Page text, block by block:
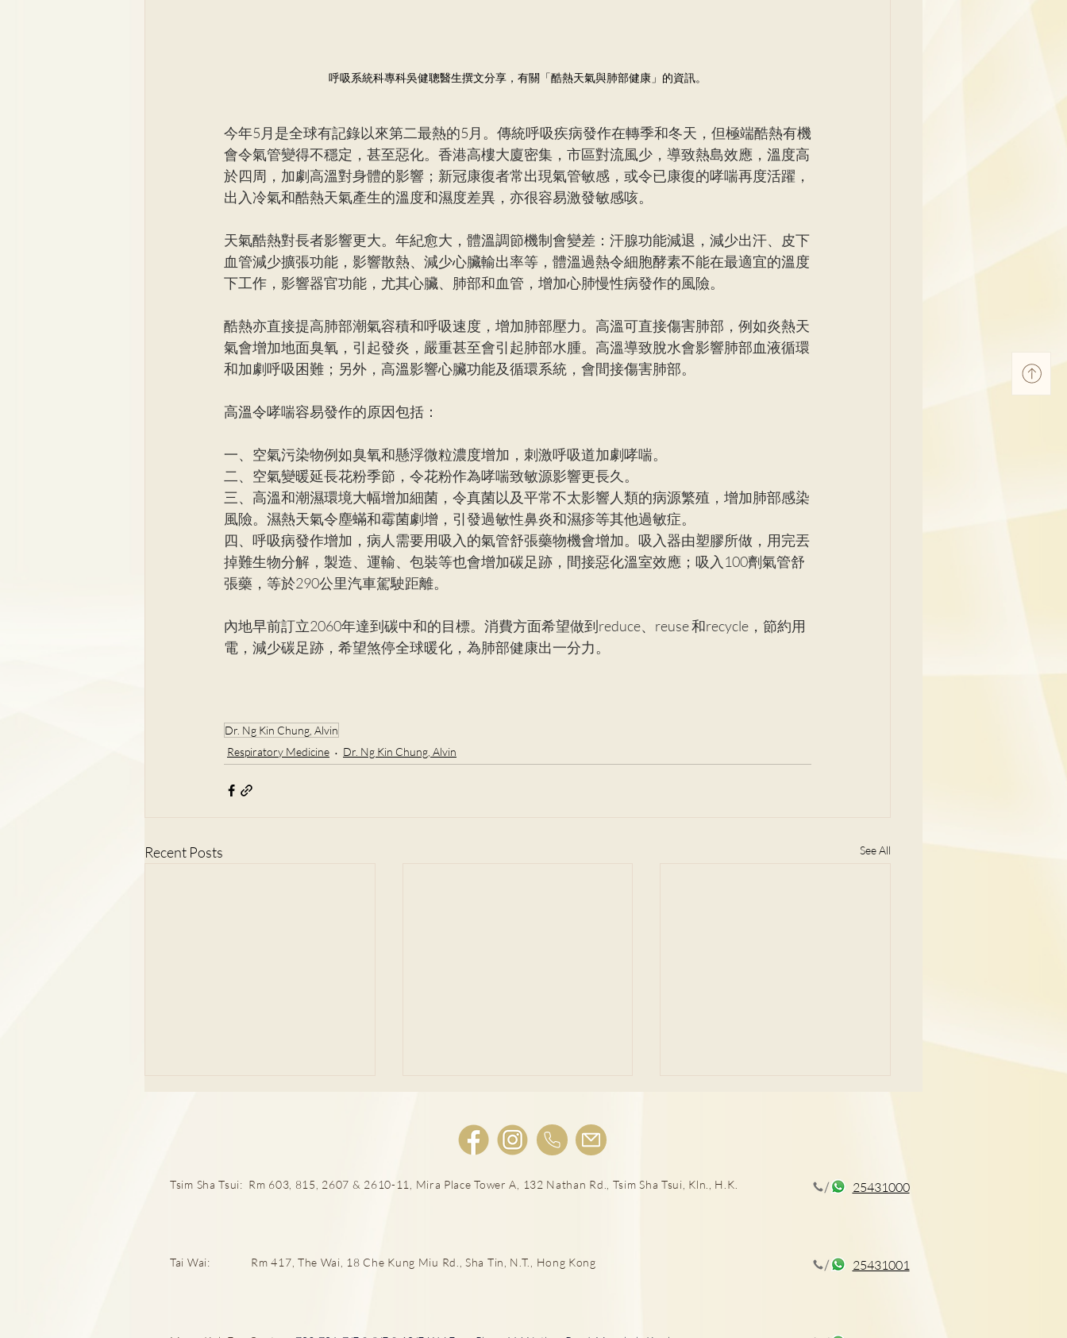
呼吸系統科專科吳健聰醫生撰文分享，有關「酷熱天氣與肺部健康」的資訊。
今年5月是全球有記錄以來第二最熱的5月。傳統呼吸疾病發作在轉季和冬天，但極端酷熱有機
會令氣管變得不穩定，甚至惡化。香港高樓大廈密集，市區對流風少，導致熱島效應，溫度高
於四周，加劇高溫對身體的影響；新冠康復者常出現氣管敏感，或令已康復的哮喘再度活躍，
出入冷氣和酷熱天氣產生的溫度和濕度差異，亦很容易激發敏感咳。
天氣酷熱對長者影響更大。年紀愈大，體溫調節機制會變差：汗腺功能減退，減少出汗、皮下
血管減少擴張功能，影響散熱、減少心臟輸出率等，體溫過熱令細胞酵素不能在最適宜的溫度
下工作，影響器官功能，尤其心臟、肺部和血管，增加心肺慢性病發作的風險。
酷熱亦直接提高肺部潮氣容積和呼吸速度，增加肺部壓力。高溫可直接傷害肺部，例如炎熱天
氣會增加地面臭氧，引起發炎，嚴重甚至會引起肺部水腫。高溫導致脫水會影響肺部血液循環
和加劇呼吸困難；另外，高溫影響心臟功能及循環系統，會間接傷害肺部。
高溫令哮喘容易發作的原因包括：
一、空氣污染物例如臭氧和懸浮微粒濃度增加，刺激呼吸道加劇哮喘。
二、空氣變暖延長花粉季節，令花粉作為哮喘致敏源影響更長久。
三、高溫和潮濕環境大幅增加細菌，令真菌以及平常不太影響人類的病源繁殖，增加肺部感染
風險。濕熱天氣令塵蟎和霉菌劇增，引發過敏性鼻炎和濕疹等其他過敏症。
四、呼吸病發作增加，病人需要用吸入的氣管舒張藥物機會增加。吸入器由塑膠所做，用完丟
掉難生物分解，製造、運輸、包裝等也會增加碳足跡，間接惡化溫室效應；吸入100劑氣管舒
張藥，等於290公里汽車駕駛距離。
內地早前訂立2060年達到碳中和的目標。消費方面希望做到reduce、reuse 和recycle，節約用
電，減少碳足跡，希望煞停全球暖化，為肺部健康出一分力。
Dr. Ng Kin Chung, Alvin
Respiratory Medicine
Dr. Ng Kin Chung, Alvin
Recent Posts See All
肺結節風險評估
LDCT揪出早期肺癌
Tsim Sha Tsui: Rm 603, 815, 2607 & 2610-11, Mira Place Tower A, 132 Nathan Rd., Tsim Sha Tsui, Kln., H.K. 25431000
Tai Wai: Rm 417, The Wai, 18 Che Kung Miu Rd., Sha Tin, N.T., Hong Kong 25431001